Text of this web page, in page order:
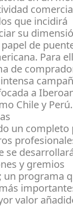
que incidirá
su
de
Para
de
a
Chile y Perú.
un
se
y gremios
un programa
valor